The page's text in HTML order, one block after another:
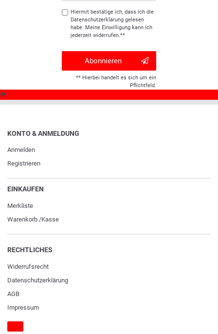
Hiermit bestätige ich, dass ich die
Daten­schutz­erklärunggelesen
habe. Meine Einwilligung kann ich
jederzeit widerrufen.**
Abonnieren
** Hierbei handelt es sich um ein
Pflichtfeld.
KONTO & ANMELDUNG
Anmelden
Registrieren
EINKAUFEN
Merkliste
Warenkorb /Kasse
RECHTLICHES
Widerrufs­recht
Daten­schutz­erklärung
AGB
Impressum